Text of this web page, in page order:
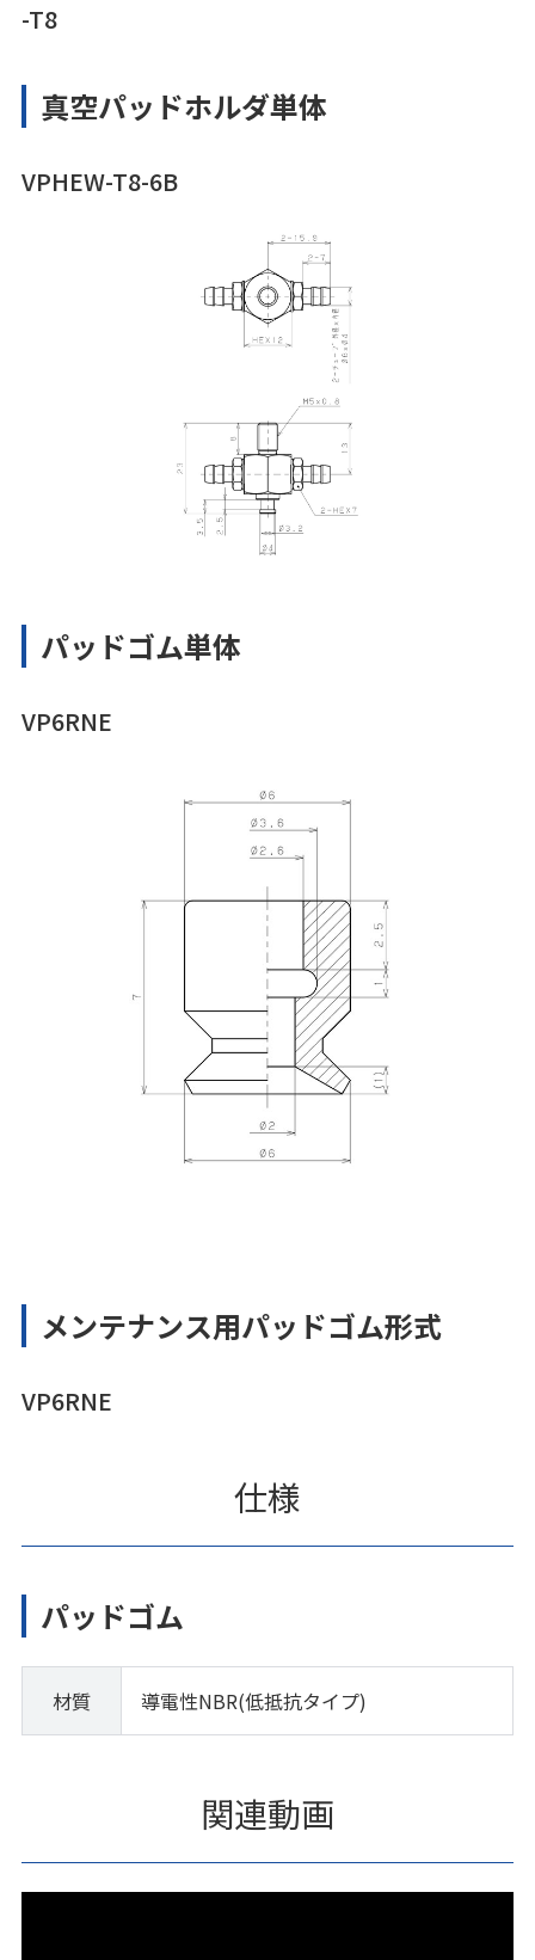
-T8
真空パッドホルダ単体
VPHEW-T8-6B
パッドゴム単体
VP6RNE
メンテナンス用パッドゴム形式
VP6RNE
仕様
パッドゴム
材質 導電性NBR(低抵抗タイプ)
関連動画